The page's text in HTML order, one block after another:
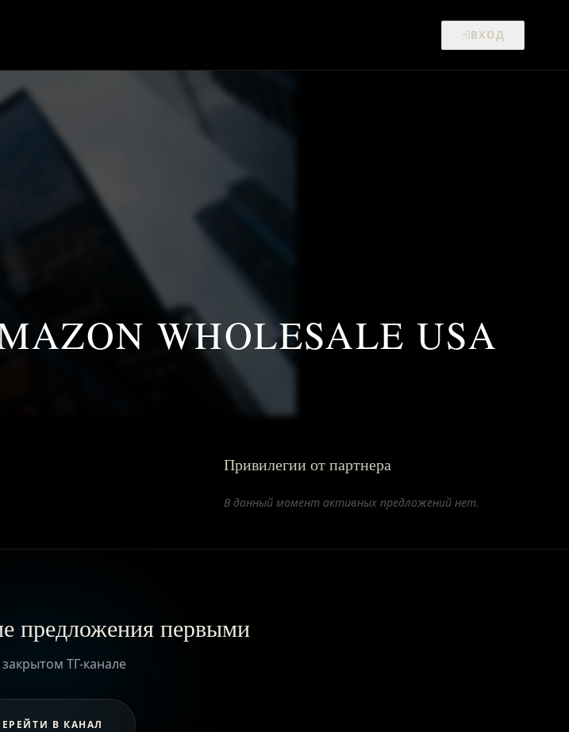
ВХОД
ВХОД
WHOLESALE USA
Привилегии от партнера
В данный момент активных предложений нет.
предложения первыми
ТГ-канале
В КАНАЛ